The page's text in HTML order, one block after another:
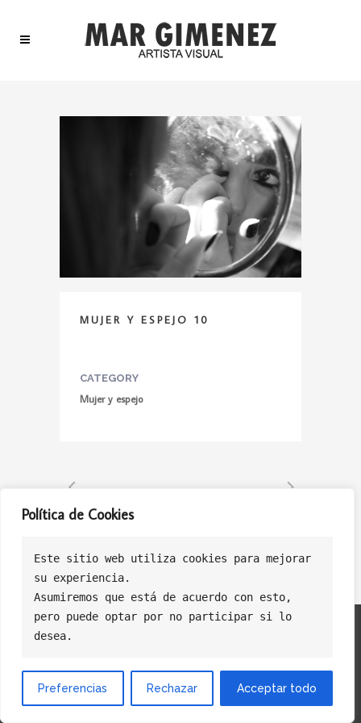
Política de Cookies
Este sitio web utiliza cookies para mejorar
su experiencia.
Asumiremos que está de acuerdo con esto,
pero puede optar por no participar si lo
desea.
Preferencias Rechazar Acceptar todo
MUJER Y ESPEJO 10
CATEGORY
Mujer y espejo
Politica de Privacidad Politica de Cookies
© Copyright Licasoft Software